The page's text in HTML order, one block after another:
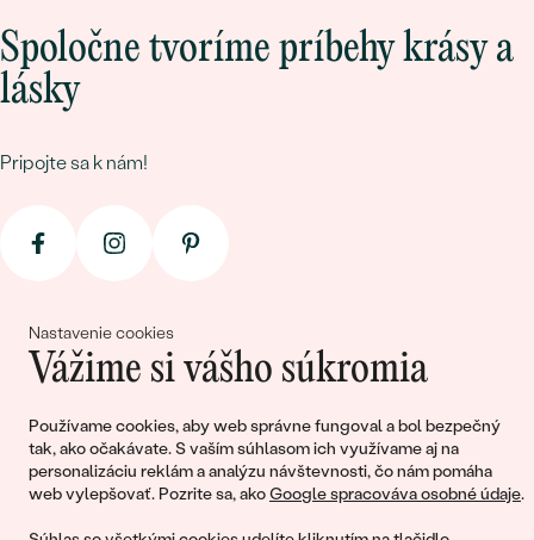
Nastavenie cookies
Vážime si vášho súkromia
Používame cookies, aby web správne fungoval a bol bezpečný
tak, ako očakávate. S vaším súhlasom ich využívame aj na
personalizáciu reklám a analýzu návštevnosti, čo nám pomáha
web vylepšovať. Pozrite sa, akoGoogle spracováva osobné údaje.
Spoločne tvoríme príbehy krásy a
lásky
Pripojte sa k nám!